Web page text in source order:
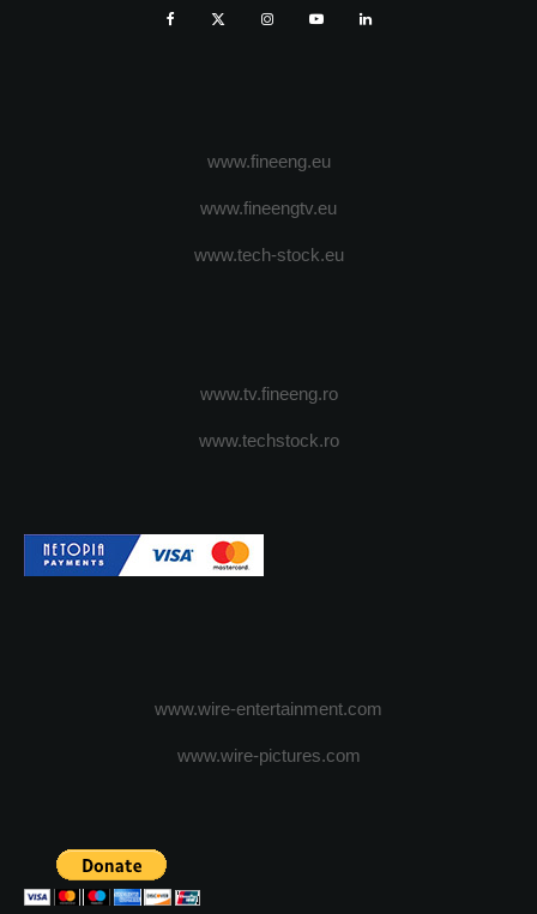
www.fineeng.eu
www.fineengtv.eu
www.tech-stock.eu
www.tv.fineeng.ro
www.techstock.ro
www.wire-entertainment.com
www.wire-pictures.com